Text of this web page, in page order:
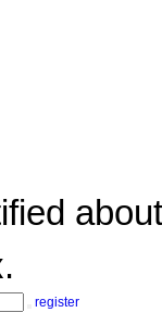
register